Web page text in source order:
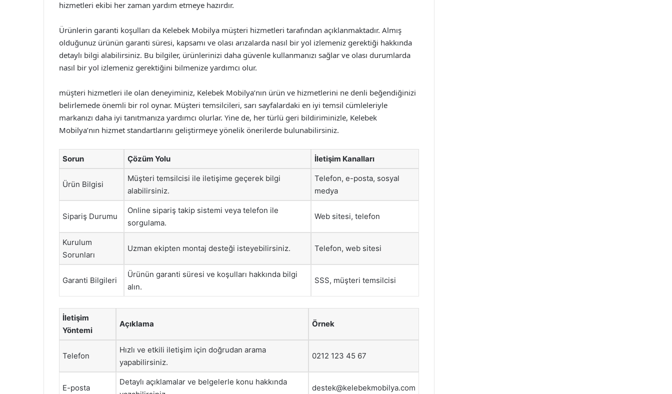
hizmetleri ekibi her zaman yardım etmeye hazırdır.
Ürünlerin garanti koşulları da Kelebek Mobilya müşteri hizmetleri tarafından açıklanmaktadır. Almış
olduğunuz ürünün garanti süresi, kapsamı ve olası arızalarda nasıl bir yol izlemeniz gerektiği hakkında
detaylı bilgi alabilirsiniz. Bu bilgiler, ürünlerinizi daha güvenle kullanmanızı sağlar ve olası durumlarda
nasıl bir yol izlemeniz gerektiğini bilmenize yardımcı olur.
müşteri hizmetleri ile olan deneyiminiz, Kelebek Mobilya’nın ürün ve hizmetlerini ne denli beğendiğinizi
belirlemede önemli bir rol oynar. Müşteri temsilcileri, sarı sayfalardaki en iyi temsil cümleleriyle
markanızı daha iyi tanıtmanıza yardımcı olurlar. Yine de, her türlü geri bildiriminizle, Kelebek
Mobilya’nın hizmet standartlarını geliştirmeye yönelik önerilerde bulunabilirsiniz.
Sorun Çözüm Yolu İletişim Kanalları
Ürün Bilgisi
Müşteri temsilcisi ile iletişime geçerek bilgi
alabilirsiniz.
Telefon, e-posta, sosyal
medya
Sipariş Durumu
Online sipariş takip sistemi veya telefon ile
sorgulama.
Web sitesi, telefon
Kurulum
Sorunları
Uzman ekipten montaj desteği isteyebilirsiniz. Telefon, web sitesi
Garanti Bilgileri
Ürünün garanti süresi ve koşulları hakkında bilgi
alın.
SSS, müşteri temsilcisi
İletişim
Yöntemi
Açıklama Örnek
Telefon
Hızlı ve etkili iletişim için doğrudan arama
yapabilirsiniz.
0212 123 45 67
E-posta
Detaylı açıklamalar ve belgelerle konu hakkında
destek@kelebekmobilya.com